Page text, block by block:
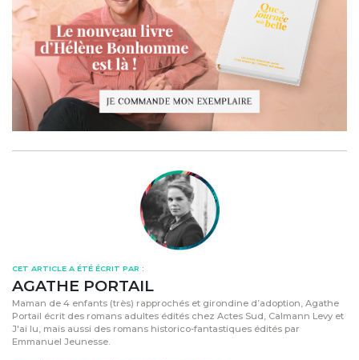
CET ARTICLE A ÉTÉ ÉCRIT PAR :
AGATHE PORTAIL
Maman de 4 enfants (très) rapprochés et girondine d’adoption, Agathe
Portail écrit des romans adultes édités chez Actes Sud, Calmann Levy et
J'ai lu, mais aussi des romans historico-fantastiques édités par
Emmanuel Jeunesse.